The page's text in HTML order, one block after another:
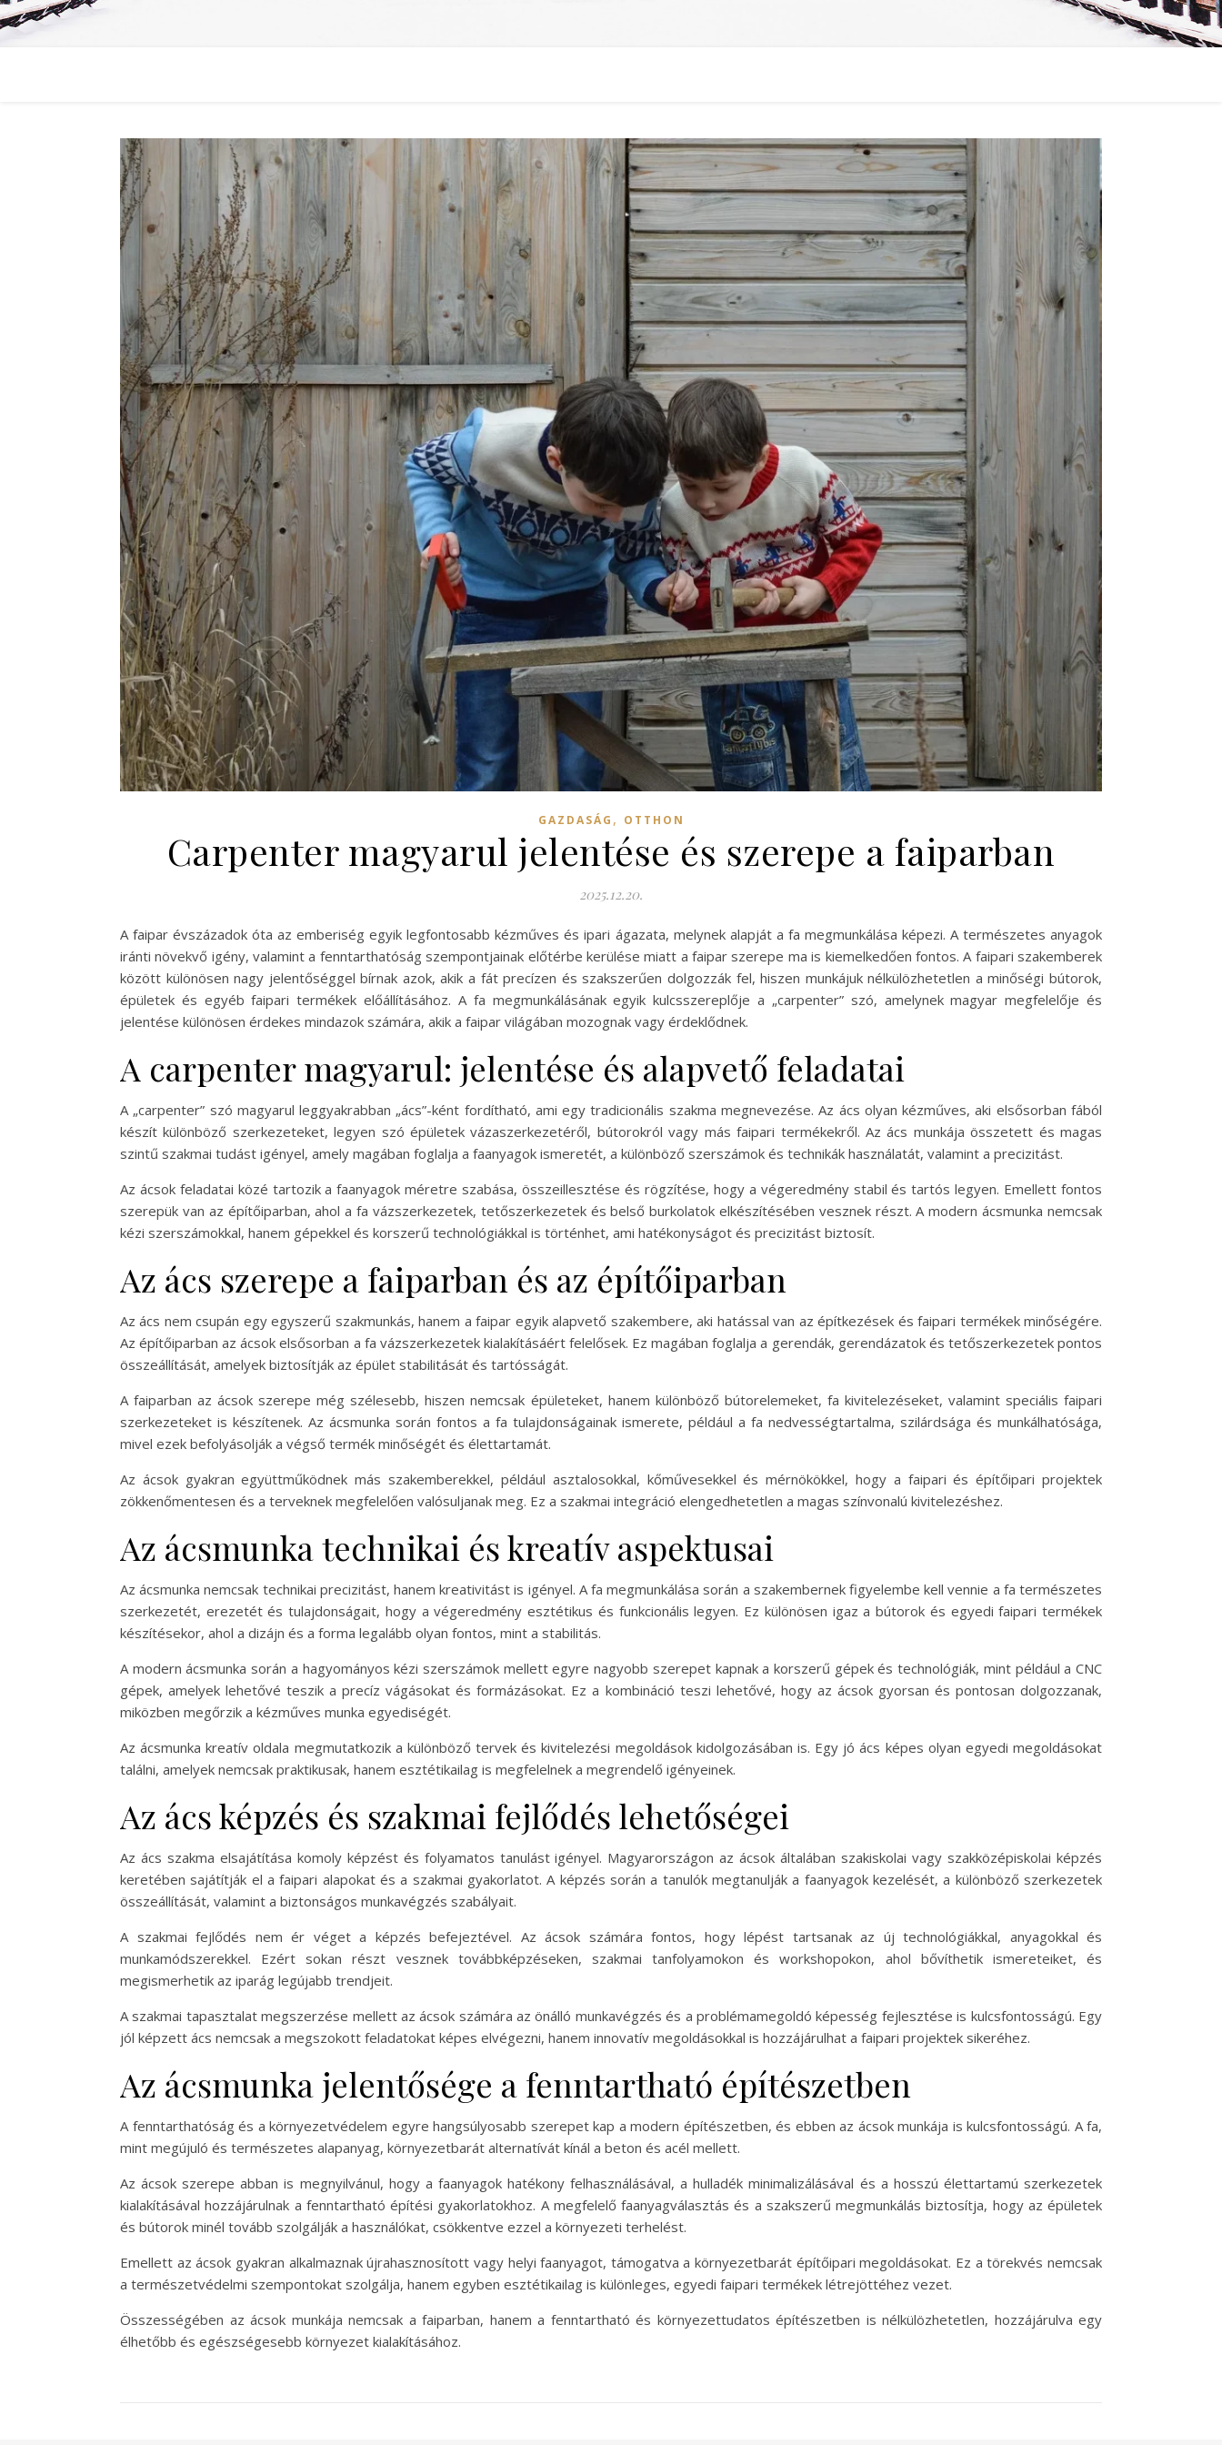
GAZDASÁG , OTTHON
Carpenter magyarul jelentése és szerepe a faiparban
2025.12.20.
A faipar évszázadok óta az emberiség egyik legfontosabb kézműves és ipari ágazata, melynek alapját a fa megmunkálása képezi. A természetes anyagok
iránti növekvő igény, valamint a fenntarthatóság szempontjainak előtérbe kerülése miatt a faipar szerepe ma is kiemelkedően fontos. A faipari szakemberek
között különösen nagy jelentőséggel bírnak azok, akik a fát precízen és szakszerűen dolgozzák fel, hiszen munkájuk nélkülözhetetlen a minőségi bútorok,
épületek és egyéb faipari termékek előállításához. A fa megmunkálásának egyik kulcsszereplője a „carpenter” szó, amelynek magyar megfelelője és
jelentése különösen érdekes mindazok számára, akik a faipar világában mozognak vagy érdeklődnek.
A carpenter magyarul: jelentése és alapvető feladatai
A „carpenter” szó magyarul leggyakrabban „ács”-ként fordítható, ami egy tradicionális szakma megnevezése. Az ács olyan kézműves, aki elsősorban fából
készít különböző szerkezeteket, legyen szó épületek vázaszerkezetéről, bútorokról vagy más faipari termékekről. Az ács munkája összetett és magas
szintű szakmai tudást igényel, amely magában foglalja a faanyagok ismeretét, a különböző szerszámok és technikák használatát, valamint a precizitást.
Az ácsok feladatai közé tartozik a faanyagok méretre szabása, összeillesztése és rögzítése, hogy a végeredmény stabil és tartós legyen. Emellett fontos
szerepük van az építőiparban, ahol a fa vázszerkezetek, tetőszerkezetek és belső burkolatok elkészítésében vesznek részt. A modern ácsmunka nemcsak
kézi szerszámokkal, hanem gépekkel és korszerű technológiákkal is történhet, ami hatékonyságot és precizitást biztosít.
Az ács szerepe a faiparban és az építőiparban
Az ács nem csupán egy egyszerű szakmunkás, hanem a faipar egyik alapvető szakembere, aki hatással van az építkezések és faipari termékek minőségére.
Az építőiparban az ácsok elsősorban a fa vázszerkezetek kialakításáért felelősek. Ez magában foglalja a gerendák, gerendázatok és tetőszerkezetek pontos
összeállítását, amelyek biztosítják az épület stabilitását és tartósságát.
A faiparban az ácsok szerepe még szélesebb, hiszen nemcsak épületeket, hanem különböző bútorelemeket, fa kivitelezéseket, valamint speciális faipari
szerkezeteket is készítenek. Az ácsmunka során fontos a fa tulajdonságainak ismerete, például a fa nedvességtartalma, szilárdsága és munkálhatósága,
mivel ezek befolyásolják a végső termék minőségét és élettartamát.
Az ácsok gyakran együttműködnek más szakemberekkel, például asztalosokkal, kőművesekkel és mérnökökkel, hogy a faipari és építőipari projektek
zökkenőmentesen és a terveknek megfelelően valósuljanak meg. Ez a szakmai integráció elengedhetetlen a magas színvonalú kivitelezéshez.
Az ácsmunka technikai és kreatív aspektusai
Az ácsmunka nemcsak technikai precizitást, hanem kreativitást is igényel. A fa megmunkálása során a szakembernek figyelembe kell vennie a fa természetes
szerkezetét, erezetét és tulajdonságait, hogy a végeredmény esztétikus és funkcionális legyen. Ez különösen igaz a bútorok és egyedi faipari termékek
készítésekor, ahol a dizájn és a forma legalább olyan fontos, mint a stabilitás.
A modern ácsmunka során a hagyományos kézi szerszámok mellett egyre nagyobb szerepet kapnak a korszerű gépek és technológiák, mint például a CNC
gépek, amelyek lehetővé teszik a precíz vágásokat és formázásokat. Ez a kombináció teszi lehetővé, hogy az ácsok gyorsan és pontosan dolgozzanak,
miközben megőrzik a kézműves munka egyediségét.
Az ácsmunka kreatív oldala megmutatkozik a különböző tervek és kivitelezési megoldások kidolgozásában is. Egy jó ács képes olyan egyedi megoldásokat
találni, amelyek nemcsak praktikusak, hanem esztétikailag is megfelelnek a megrendelő igényeinek.
Az ács képzés és szakmai fejlődés lehetőségei
Az ács szakma elsajátítása komoly képzést és folyamatos tanulást igényel. Magyarországon az ácsok általában szakiskolai vagy szakközépiskolai képzés
keretében sajátítják el a faipari alapokat és a szakmai gyakorlatot. A képzés során a tanulók megtanulják a faanyagok kezelését, a különböző szerkezetek
összeállítását, valamint a biztonságos munkavégzés szabályait.
A szakmai fejlődés nem ér véget a képzés befejeztével. Az ácsok számára fontos, hogy lépést tartsanak az új technológiákkal, anyagokkal és
munkamódszerekkel. Ezért sokan részt vesznek továbbképzéseken, szakmai tanfolyamokon és workshopokon, ahol bővíthetik ismereteiket, és
megismerhetik az iparág legújabb trendjeit.
A szakmai tapasztalat megszerzése mellett az ácsok számára az önálló munkavégzés és a problémamegoldó képesség fejlesztése is kulcsfontosságú. Egy
jól képzett ács nemcsak a megszokott feladatokat képes elvégezni, hanem innovatív megoldásokkal is hozzájárulhat a faipari projektek sikeréhez.
Az ácsmunka jelentősége a fenntartható építészetben
A fenntarthatóság és a környezetvédelem egyre hangsúlyosabb szerepet kap a modern építészetben, és ebben az ácsok munkája is kulcsfontosságú. A fa,
mint megújuló és természetes alapanyag, környezetbarát alternatívát kínál a beton és acél mellett.
Az ácsok szerepe abban is megnyilvánul, hogy a faanyagok hatékony felhasználásával, a hulladék minimalizálásával és a hosszú élettartamú szerkezetek
kialakításával hozzájárulnak a fenntartható építési gyakorlatokhoz. A megfelelő faanyagválasztás és a szakszerű megmunkálás biztosítja, hogy az épületek
és bútorok minél tovább szolgálják a használókat, csökkentve ezzel a környezeti terhelést.
Emellett az ácsok gyakran alkalmaznak újrahasznosított vagy helyi faanyagot, támogatva a környezetbarát építőipari megoldásokat. Ez a törekvés nemcsak
a természetvédelmi szempontokat szolgálja, hanem egyben esztétikailag is különleges, egyedi faipari termékek létrejöttéhez vezet.
Összességében az ácsok munkája nemcsak a faiparban, hanem a fenntartható és környezettudatos építészetben is nélkülözhetetlen, hozzájárulva egy
élhetőbb és egészségesebb környezet kialakításához.